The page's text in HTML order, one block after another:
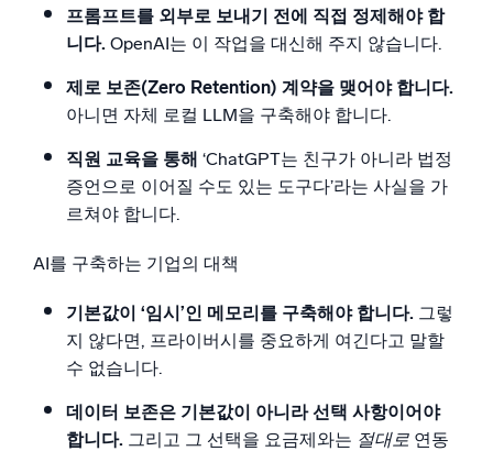
프롬프트를 외부로 보내기 전에 직접 정제해야 합
니다. OpenAI는 이 작업을 대신해 주지 않습니다.
제로 보존(Zero Retention) 계약을 맺어야 합니다.
아니면 자체 로컬 LLM을 구축해야 합니다.
직원 교육을 통해 ‘ChatGPT는 친구가 아니라 법정
증언으로 이어질 수도 있는 도구다’라는 사실을 가
르쳐야 합니다.
AI를 구축하는 기업의 대책
기본값이 ‘임시’인 메모리를 구축해야 합니다. 그렇
지 않다면, 프라이버시를 중요하게 여긴다고 말할
수 없습니다.
데이터 보존은 기본값이 아니라 선택 사항이어야
합니다. 그리고 그 선택을 요금제와는 절대로 연동